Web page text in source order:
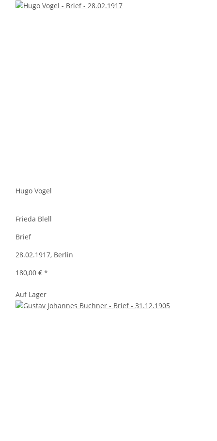
Hugo Vogel
Frieda Blell
Brief
28.02.1917, Berlin
180,00 € *
Auf Lager